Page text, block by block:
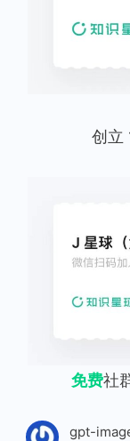
创立
免费社
gpt-